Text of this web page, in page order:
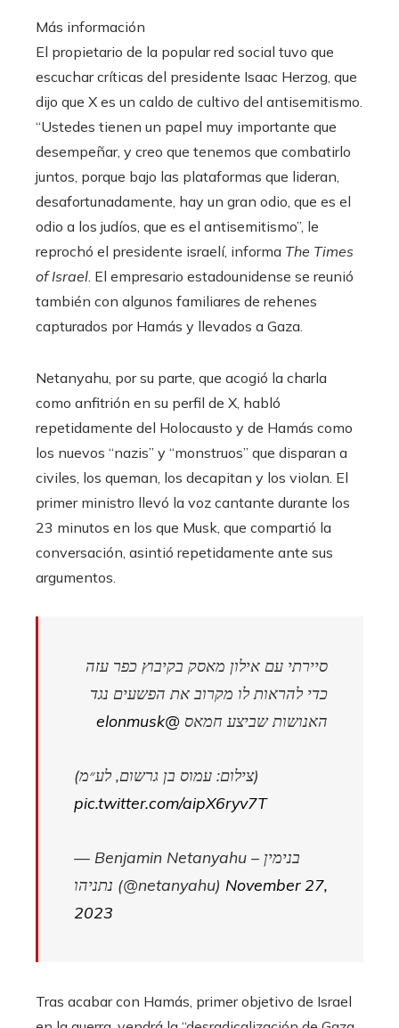
Más información
El propietario de la popular red social tuvo que
escuchar críticas del presidente Isaac Herzog, que
dijo que X es un caldo de cultivo del antisemitismo.
“Ustedes tienen un papel muy importante que
desempeñar, y creo que tenemos que combatirlo
juntos, porque bajo las plataformas que lideran,
desafortunadamente, hay un gran odio, que es el
odio a los judíos, que es el antisemitismo”, le
reprochó el presidente israelí, informa The Times
of Israel. El empresario estadounidense se reunió
también con algunos familiares de rehenes
capturados por Hamás y llevados a Gaza.
Netanyahu, por su parte, que acogió la charla
como anfitrión en su perfil de X, habló
repetidamente del Holocausto y de Hamás como
los nuevos “nazis” y “monstruos” que disparan a
civiles, los queman, los decapitan y los violan. El
primer ministro llevó la voz cantante durante los
23 minutos en los que Musk, que compartió la
conversación, asintió repetidamente ante sus
argumentos.
סיירתי עם אילון מאסק בקיבוץ כפר עזה
כדי להראות לו מקרוב את הפשעים נגד
האנושות שביצע חמאס @elonmusk
(צילום: עמוס בן גרשום, לע״מ)
pic.twitter.com/aipX6ryv7T
— Benjamin Netanyahu – בנימין
נתניהו (@netanyahu) November 27,
2023
Tras acabar con Hamás, primer objetivo de Israel